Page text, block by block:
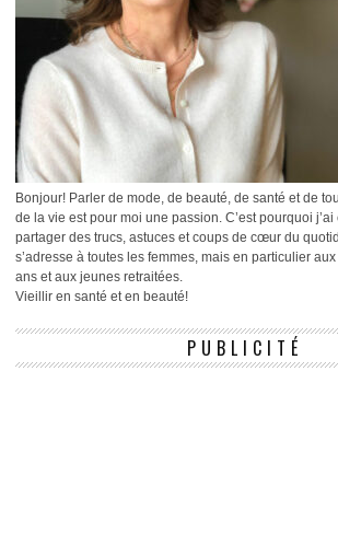
Bonjour! Parler de mode, de beauté, de santé et de
de la vie est pour moi une passion. C’est pourquoi
partager des trucs, astuces et coups de cœur du
s’adresse à toutes les femmes, mais en particulier
ans et aux jeunes retraitées.
Vieillir en santé et en beauté!
PUBLICITÉ